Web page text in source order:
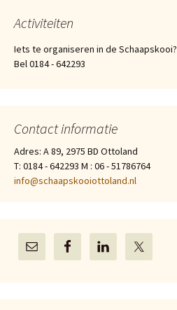
Activiteiten
Iets te organiseren in de Schaapskooi?
Bel 0184 - 642293
Contact informatie
Adres: A 89, 2975 BD Ottoland
T: 0184 - 642293 M : 06 - 51786764
info@schaapskooiottoland.nl